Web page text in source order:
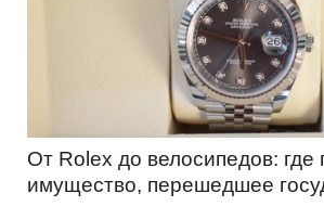
От Rolex до велосипедов: где
имущество, перешедшее